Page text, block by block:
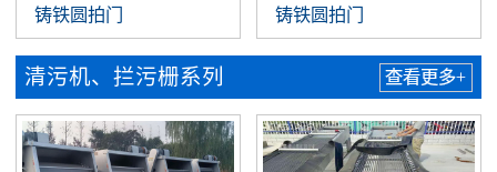
铸铁圆拍门 铸铁圆拍门
清污机、拦污栅系列 查看更多+